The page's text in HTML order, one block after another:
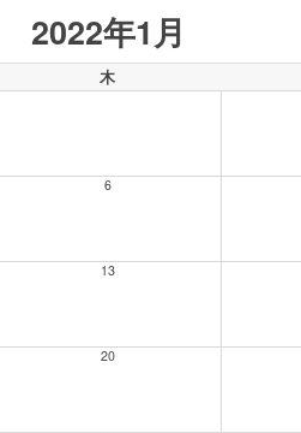
2022年1月
木
6
13
20